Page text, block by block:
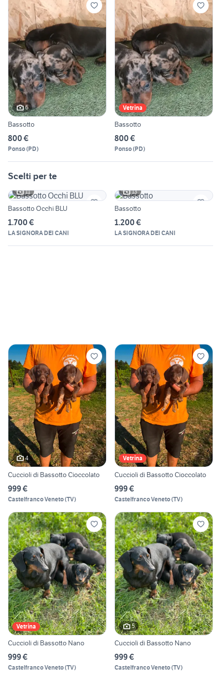
6
Bassotto
800 €
Ponso(PD)
Vetrina
Bassotto
800 €
Ponso(PD)
Scelti per te
11
Bassotto Occhi BLU
1.700 €
LA SIGNORA DEI CANI
13
Bassotto
1.200 €
LA SIGNORA DEI CANI
4
Cuccioli di Bassotto Cioccolato
999 €
Castelfranco Veneto(TV)
Vetrina
Cuccioli di Bassotto Cioccolato
999 €
Castelfranco Veneto(TV)
Vetrina
Cuccioli di Bassotto Nano
999 €
Castelfranco Veneto(TV)
5
Cuccioli di Bassotto Nano
999 €
Castelfranco Veneto(TV)